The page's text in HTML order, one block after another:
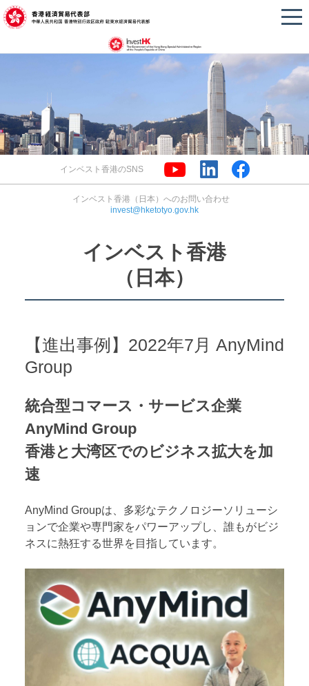
インベスト香港のSNS
インベスト香港（日本）へのお問い合わせ
invest@hketotyo.gov.hk
インベスト香港
（日本）
【進出事例】2022年7月 AnyMind
Group
統合型コマース・サービス企業
AnyMind Group
香港と大湾区でのビジネス拡大を加
速
AnyMind Groupは、多彩なテクノロジーソリューシ
ョンで企業や専門家をパワーアップし、誰もがビジ
ネスに熱狂する世界を目指しています。